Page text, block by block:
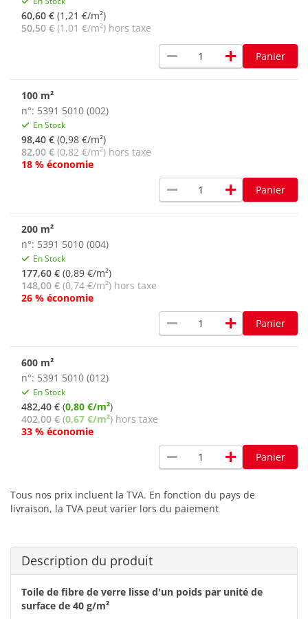
60,60 € (1,21 €/m²)
50,50 € (1,01 €/m²) hors taxe
remove add Panier
100 m²
n°: 5391 5010 (002)
En Stock
98,40 € (0,98 €/m²)
82,00 € (0,82 €/m²) hors taxe
18 % économie
remove add Panier
200 m²
n°: 5391 5010 (004)
En Stock
177,60 € (0,89 €/m²)
148,00 € (0,74 €/m²) hors taxe
26 % économie
remove add Panier
600 m²
n°: 5391 5010 (012)
En Stock
482,40 € (0,80 €/m²)
402,00 € (0,67 €/m²) hors taxe
33 % économie
remove add Panier
Tous nos prix incluent la TVA. En fonction du pays de
livraison, la TVA peut varier lors du paiement
Description du produit
Toile de fibre de verre lisse d'un poids par unité de
surface de 40 g/m²